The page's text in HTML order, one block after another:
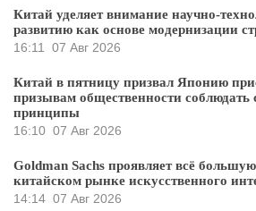
Китай уделяет внимание научно-
развитию как основе модернизации
16:11
07 Авг 2026
Китай в пятницу призвал Японию
призывам общественности соблюдать
принципы
16:10 07 Авг 2026
Goldman Sachs проявляет всё
китайском рынке искусственного
14:14 07 Авг 2026